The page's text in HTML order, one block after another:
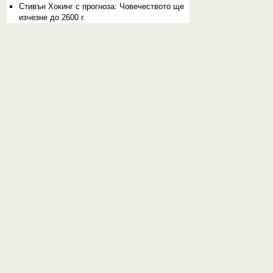
Стивън Хокинг с прогноза: Човечеството ще
изчезне до 2600 г.